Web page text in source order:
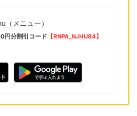
（メニュー）
円分割引コード 【RNPA_NJHU84】